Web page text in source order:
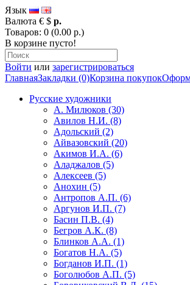
Язык
Валюта € $ р.
Товаров: 0 (0.00 р.)
В корзине пусто!
Войти или зарегистрироваться
ГлавнаяЗакладки (0)Корзина покупок
Русские художники
А. Милюков (30)
Авилов Н.И. (8)
Адольский (2)
Айвазовский (20)
Акимов И.А. (6)
Аладжалов (5)
Алексеев (5)
Анохин (5)
Антропов А.П. (6)
Аргунов И.П. (7)
Басин П.В. (4)
Бегров А.К. (8)
Блинков А.А. (1)
Богатов Н.А. (5)
Богданов И.П. (1)
Боголюбов А.П. (5)